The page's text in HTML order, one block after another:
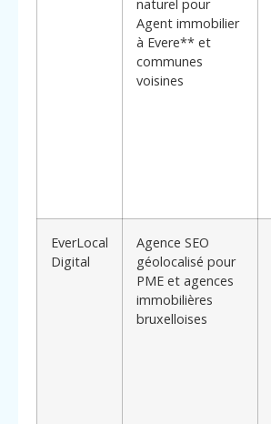
naturel pour
Agent immobilier
à Evere** et
communes
voisines
EverLocal
Digital
Agence SEO
géolocalisé pour
PME et agences
immobilières
bruxelloises